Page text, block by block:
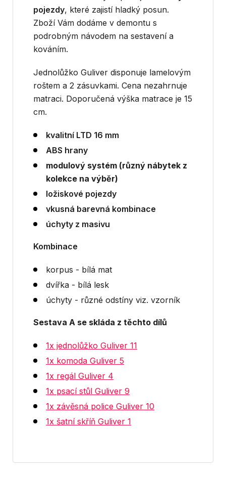
pojezdy, které zajistí hladký posun.
Zboží Vám dodáme v demontu s
podrobným návodem na sestavení a
kováním.
Jednolůžko Guliver disponuje lamelovým
roštem a 2 zásuvkami. Cena nezahrnuje
matraci. Doporučená výška matrace je 15
cm.
kvalitní LTD 16 mm
ABS hrany
modulový systém (různý nábytek z
kolekce na výběr)
ložiskové pojezdy
vkusná barevná kombinace
úchyty z masivu
Kombinace
korpus - bílá mat
dvířka - bílá lesk
úchyty - různé odstíny viz. vzorník
Sestava A se skláda z těchto dílů
1x jednolůžko Guliver 11
1x komoda Guliver 5
1x regál Guliver 4
1x psací stůl Guliver 9
1x závěsná police Guliver 10
1x šatní skříň Guliver 1